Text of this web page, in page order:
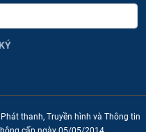
thanh, Truyền hình và Thông tin